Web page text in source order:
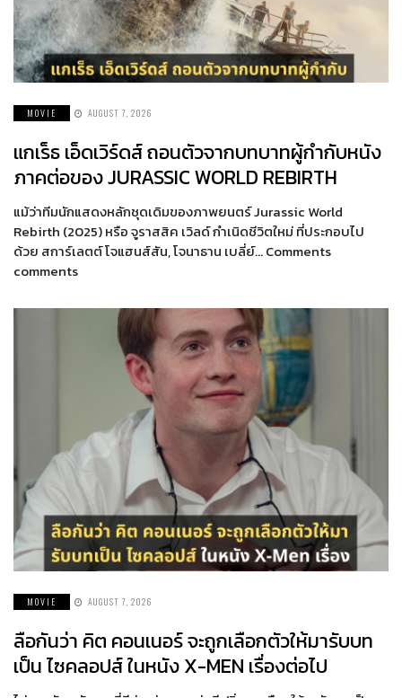
MOVIE AUGUST 7, 2026
แกเร็ธ เอ็ดเวิร์ดส์ ถอนตัวจากบทบาทผู้กำกับหนัง
ภาคต่อของ JURASSIC WORLD REBIRTH
แม้ว่าทีมนักแสดงหลักชุดเดิมของภาพยนตร์ Jurassic World
Rebirth (2025) หรือ จูราสสิค เวิลด์ กำเนิดชีวิตใหม่ ที่ประกอบไป
ด้วย สการ์เลตต์ โจแฮนส์สัน, โจนาธาน เบลี่ย์… Comments
comments
MOVIE AUGUST 7, 2026
ลือกันว่า คิต คอนเนอร์ จะถูกเลือกตัวให้มารับบท
เป็น ไซคลอปส์ ในหนัง X-MEN เรื่องต่อไป